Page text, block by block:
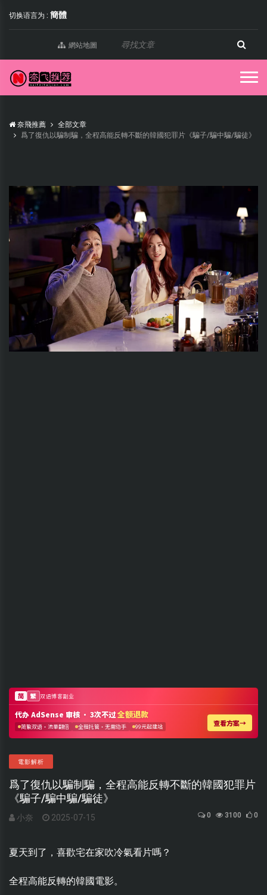
切换语言为 : 簡體
網站地圖
奈飛推薦
全部文章
爲了復仇以騙制騙，全程高能反轉不斷的韓國犯罪片《騙子/騙中騙/騙徒》
電影解析
爲了復仇以騙制騙，全程高能反轉不斷的韓國犯罪片
《騙子/騙中騙/騙徒》
小奈 2025-07-15 0 3100 0
夏天到了，喜歡宅在家吹冷氣看片嗎？
全程高能反轉的韓國電影。